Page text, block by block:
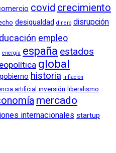
covid crecimiento
desigualdad dinero disrupción
empleo
energía españa estados
global
gobierno historia inflación
artificial inversión liberalismo
mercado
internacionales startup